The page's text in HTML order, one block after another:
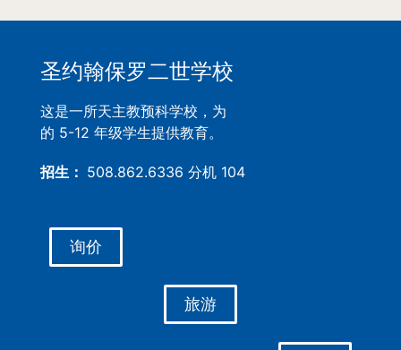
圣约翰保罗二世学校
这是一所天主教预科学校，为
的 5-12 年级学生提供教育。
招生： 508.862.6336 分机 104
询价
旅游